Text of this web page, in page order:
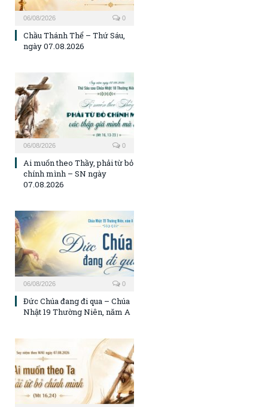
06/08/2026 0
Chầu Thánh Thể – Thứ Sáu,
ngày 07.08.2026
06/08/2026 0
Ai muốn theo Thầy, phải từ bỏ
chính mình – SN ngày
07.08.2026
06/08/2026 0
Đức Chúa đang đi qua – Chúa
Nhật 19 Thường Niên, năm A